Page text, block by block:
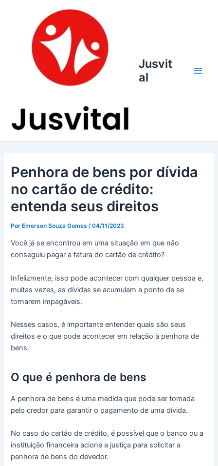
Jusvit
al
Penhora de bens por dívida
no cartão de crédito:
entenda seus direitos
PorEmerson Souza Gomes /04/11/2023
Você já se encontrou em uma situação em que não
conseguiu pagar a fatura do cartão de crédito?
Infelizmente, isso pode acontecer com qualquer pessoa e,
muitas vezes, as dívidas se acumulam a ponto de se
tornarem impagáveis.
Nesses casos, é importante entender quais são seus
direitos e o que pode acontecer em relação à penhora de
bens.
O que é penhora de bens
A penhora de bens é uma medida que pode ser tomada
pelo credor para garantir o pagamento de uma dívida.
No caso do cartão de crédito, é possível que o banco ou a
instituição financeira acione a justiça para solicitar a
penhora de bens do devedor.